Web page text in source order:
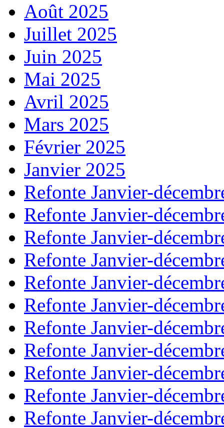
Août 2025
Juillet 2025
Juin 2025
Mai 2025
Avril 2025
Mars 2025
Février 2025
Janvier 2025
Refonte Janvier-
Refonte Janvier-
Refonte Janvier-
Refonte Janvier-
Refonte Janvier-
Refonte Janvier-
Refonte Janvier-
Refonte Janvier-
Refonte Janvier-
Refonte Janvier-
Refonte Janvier-